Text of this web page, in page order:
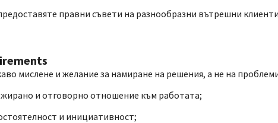
правни съвети на разнообразни вътрешни
мислене и желание за намиране на решения, а не на
и отговорно отношение към работата;
и инициативност;